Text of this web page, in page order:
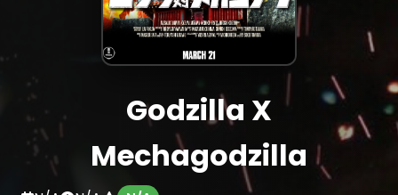
Godzilla X
Mechagodzilla